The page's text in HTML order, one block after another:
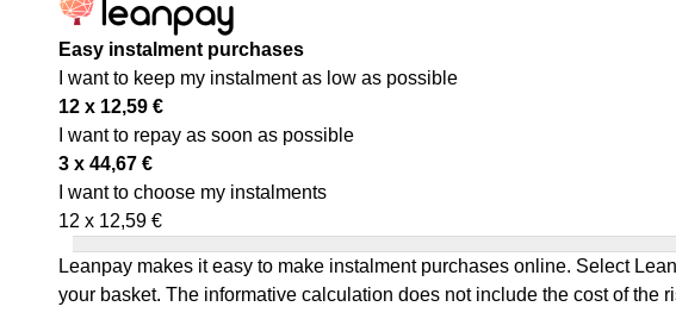
Easy instalment purchases
I want to keep my instalment as low as possible
12 x 12,59 €
I want to repay as soon as possible
3 x 44,67 €
I want to choose my instalments
12 x 12,59 €
Leanpay makes it easy to make instalment purchases online. Select
your basket. The informative calculation does not include the cost of the